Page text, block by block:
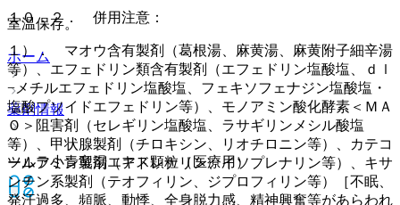
室温保存。
ホーム
薬剤情報
ツムラ小青竜湯エキス顆粒（医療用）
１０．２． 併用注意：
１）． マオウ含有製剤（葛根湯、麻黄湯、麻黄附子細辛湯
等）、エフェドリン類含有製剤（エフェドリン塩酸塩、ｄｌ
−メチルエフェドリン塩酸塩、フェキソフェナジン塩酸塩・
塩酸プソイドエフェドリン等）、モノアミン酸化酵素＜ＭＡ
Ｏ＞阻害剤（セレギリン塩酸塩、ラサギリンメシル酸塩
等）、甲状腺製剤（チロキシン、リオチロニン等）、カテコ
ールアミン製剤（アドレナリン、イソプレナリン等）、キサ
ンチン系製剤（テオフィリン、ジプロフィリン等）［不眠、
発汗過多、頻脈、動悸、全身脱力感、精神興奮等があらわれ